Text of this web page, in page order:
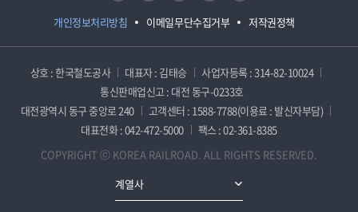
개인정보처리방침 이메일무단수집거부 저작권정책
상호 : 한국철도공사 대표자 : 김태승
사업자등록 : 314-82-10024
통신판매업신고 : 대전 동구-0233호
대전광역시 동구 중앙로 240
고객센터 : 1588-7788(이용료 : 발신자부담)
대표전화 : 042-472-5000
팩스 : 02-361-8385
COPYRIGHT ⓒ KOREA RAILROAD. ALL RIGHTS RESERVED.
계열사